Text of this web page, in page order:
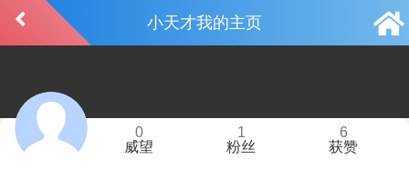
小天才我的主页
0
威望
1
粉丝
6
获赞